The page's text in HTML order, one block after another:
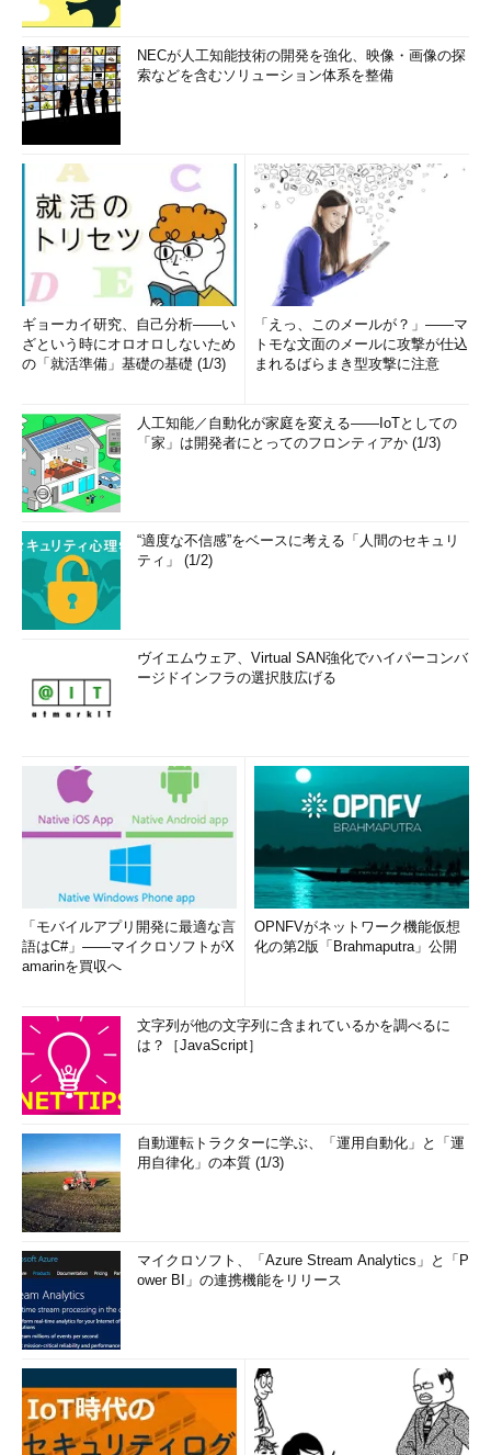
NECが人工知能技術の開発を強化、映像・画像の探
索などを含むソリューション体系を整備
ギョーカイ研究、自己分析――い
ざという時にオロオロしないため
の「就活準備」基礎の基礎 (1/3)
「えっ、このメールが？」――マ
トモな文面のメールに攻撃が仕込
まれるばらまき型攻撃に注意
人工知能／自動化が家庭を変える――IoTとしての
「家」は開発者にとってのフロンティアか (1/3)
“適度な不信感”をベースに考える「人間のセキュリ
ティ」 (1/2)
ヴイエムウェア、Virtual SAN強化でハイパーコンバ
ージドインフラの選択肢広げる
「モバイルアプリ開発に最適な言
語はC#」――マイクロソフトがX
amarinを買収へ
OPNFVがネットワーク機能仮想
化の第2版「Brahmaputra」公開
文字列が他の文字列に含まれているかを調べるに
は？［JavaScript］
自動運転トラクターに学ぶ、「運用自動化」と「運
用自律化」の本質 (1/3)
マイクロソフト、「Azure Stream Analytics」と「P
ower BI」の連携機能をリリース